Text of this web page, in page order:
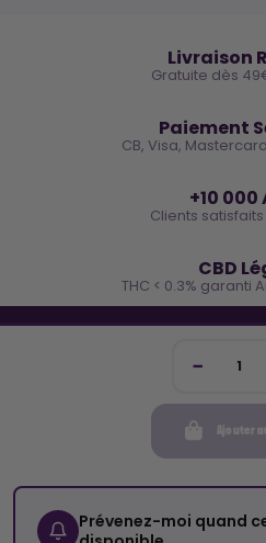
Ajouter
Prévenez-moi quand
Livraison
Gratuite dès
Paiement
CB, Visa,
+10 000
Clients
CBD
THC < 0.3% garanti
Inscris-toi et reçois -10€ sur
Cocorikush